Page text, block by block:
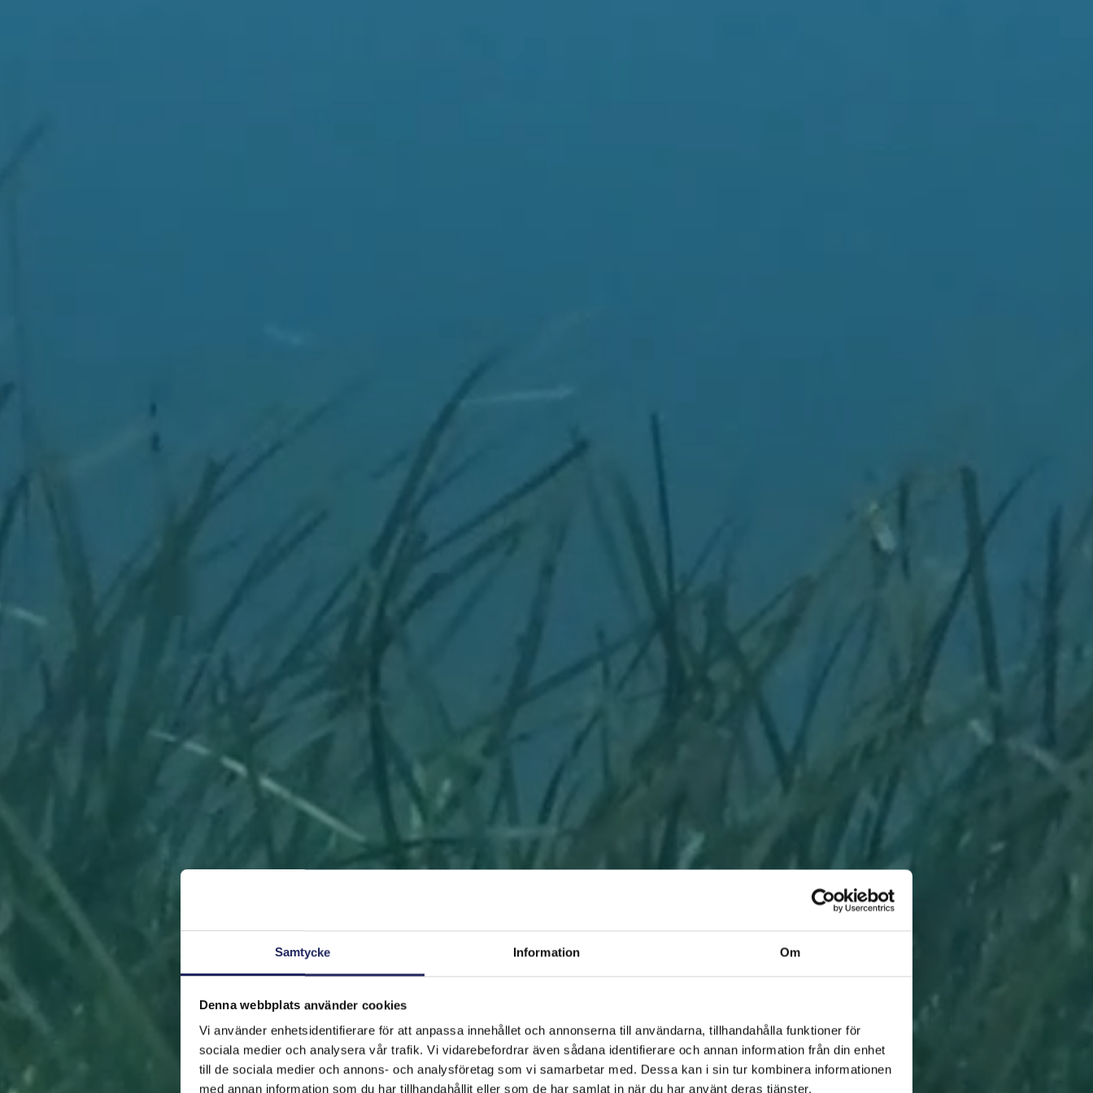
Samtycke Information Om
Denna webbplats använder cookies
Vi använder enhetsidentifierare för att anpassa innehållet och annonserna till användarna, tillhandahålla funktioner för
sociala medier och analysera vår trafik. Vi vidarebefordrar även sådana identifierare och annan information från din enhet
till de sociala medier och annons- och analysföretag som vi samarbetar med. Dessa kan i sin tur kombinera informationen
med annan information som du har tillhandahållit eller som de har samlat in när du har använt deras tjänster.
FRAMSIDAN HJÄLP ÖSTERSJÖN RÄDDA EN BIT